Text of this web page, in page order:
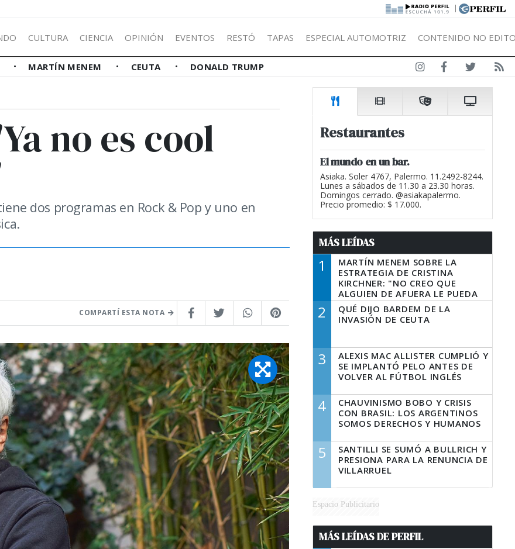
|
CULTURA CIENCIA OPINIÓN EVENTOS RESTÓ TAPAS ESPECIAL AUTOMOTRIZ CONTENIDO NO
MARTÍN MENEM CEUTA DONALD TRUMP
no es cool
dos programas en Rock & Pop y uno en
COMPARTÍ ESTA NOTA
Restaurantes
El mundo en un bar.
Asiaka. Soler 4767, Palermo. 11.2492-8244.
Lunes a sábados de 11.30 a 23.30 horas.
Domingos cerrado. @asiakapalermo.
Precio promedio: $ 17.000.
MÁS LEÍDAS
1
MARTÍN MENEM SOBRE LA
ESTRATEGIA DE CRISTINA
KIRCHNER: "NO CREO QUE
ALGUIEN DE AFUERA LE PUEDA
DECIR A LA JUSTICIA LO QUE
TIENE QUE HACER"
2
QUÉ DIJO BARDEM DE LA
INVASIÓN DE CEUTA
3
ALEXIS MAC ALLISTER CUMPLIÓ Y
SE IMPLANTÓ PELO ANTES DE
VOLVER AL FÚTBOL INGLÉS
4
CHAUVINISMO BOBO Y CRISIS
CON BRASIL: LOS ARGENTINOS
SOMOS DERECHOS Y HUMANOS
5
SANTILLI SE SUMÓ A BULLRICH Y
PRESIONA PARA LA RENUNCIA DE
VILLARRUEL
Espacio Publicitario
MÁS LEÍDAS DE PERFIL